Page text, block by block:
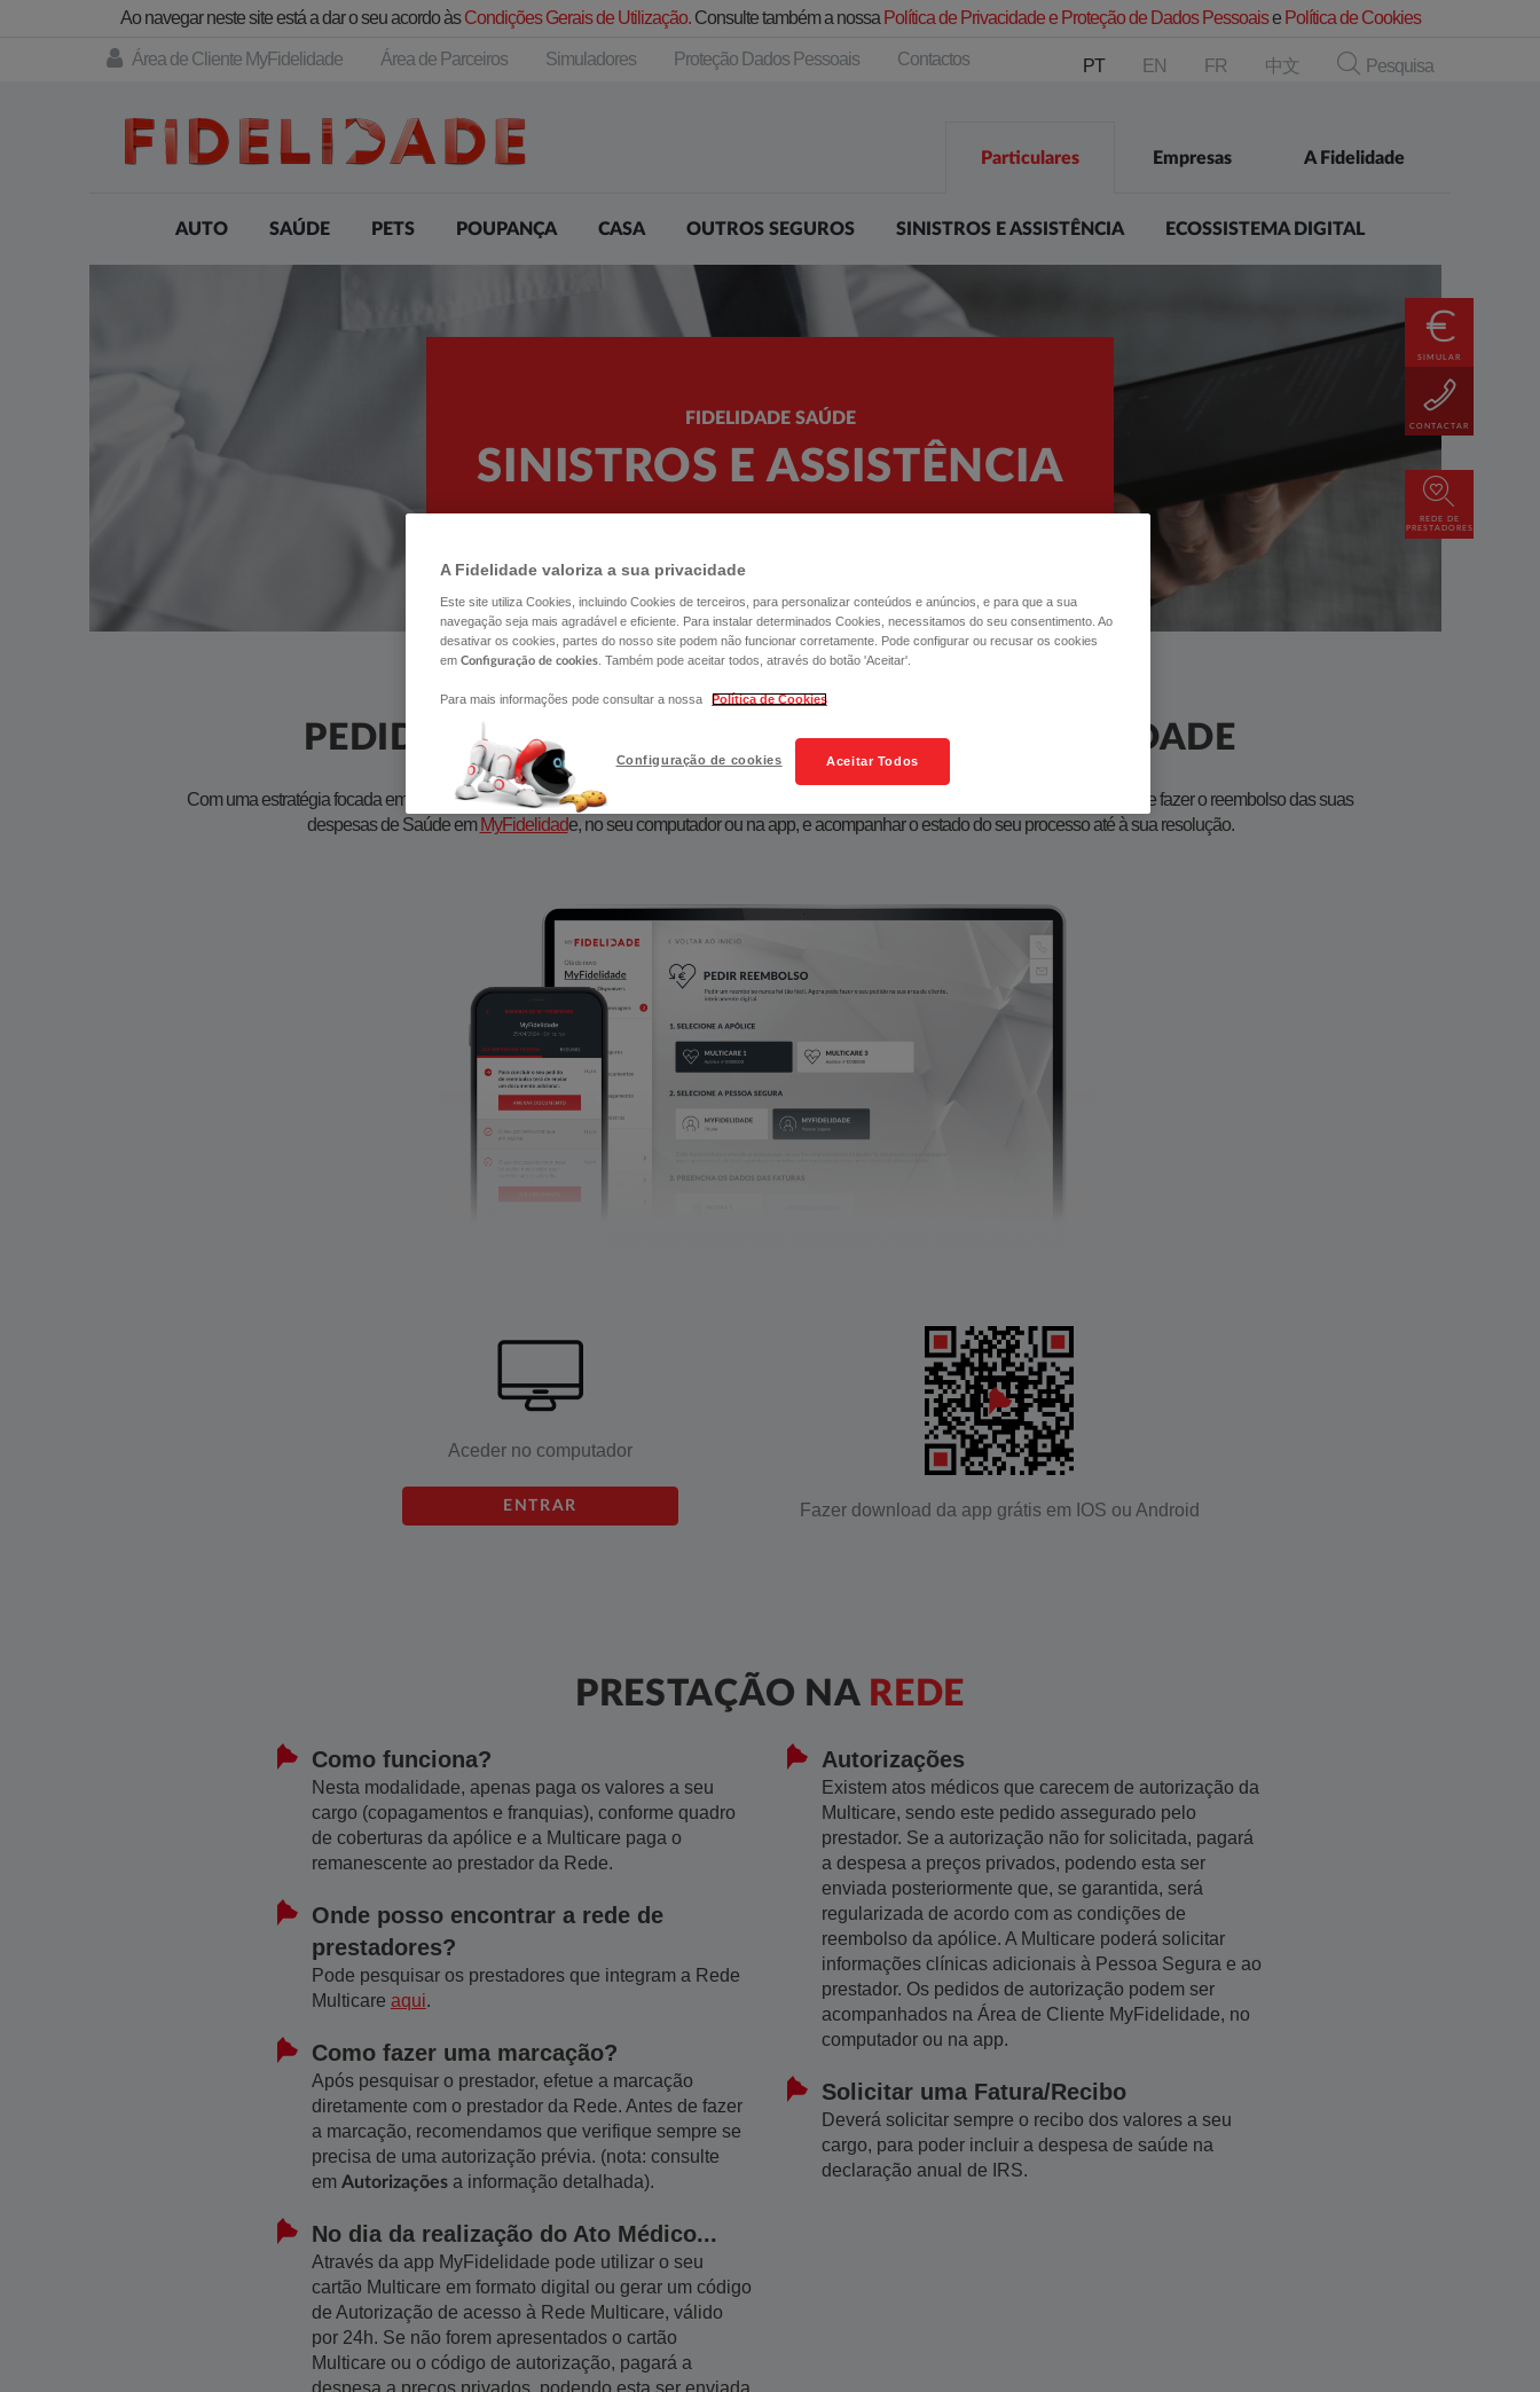
Ao navegar neste site está a dar o seu acordo àsCondições Gerais de Utilização.Consulte também a nossa Política de Privacidade e Proteção de Dados Pessoaise Política de Cookies
Área de Cliente MyFidelidade Área de Parceiros Simuladores Proteção Dados Pessoais Contactos PT EN FR 中文 Pesquisa
Particulares Empresas A Fidelidade
AUTO SAÚDE PETS POUPANÇA CASA OUTROS SEGUROS SINISTROS E ASSISTÊNCIA ECOSSISTEMA DIGITAL
SIMULAR
CONTACTAR
REDE DE
PRESTADORES
FIDELIDADE SAÚDE
SINISTROS E ASSISTÊNCIA
PEDIDO DE REEMBOLSO SAÚDE EM MYFIDELIDADE
Com uma estratégia focada em inovação, procurámos otimizar os processos, melhorando os serviços disponíveis em MyFidelidade. Pode fazer o reembolso das suas
despesas de Saúde em MyFidelidade, no seu computador ou na app, e acompanhar o estado do seu processo até à sua resolução.
Aceder no computador
ENTRAR Fazer download da app grátis em IOS ou Android
PRESTAÇÃO NA REDE
Como funciona?
​Nesta modalidade, apenas paga os valores a seu
cargo (copagamentos e franquias), conforme quadro
de coberturas da apólice e a Multicare paga o
remanescente ao prestador da Rede.
Onde posso encontrar a rede de
prestadores?
​Pode pesquisar os prestadores que integram a Rede
Multicare aqui.
Como fazer uma marcação?
Após pesquisar o prestador, efetue a marcação
diretamente com o prestador da Rede. Antes de fazer
a marcação, recomendamos que verifique sempre se
precisa de uma autorização prévia. (nota: consulte
em Autorizações a informação detalhada).
No dia da realização do Ato Médico...
Através da app MyFidelidade pode utilizar o seu
cartão Multicare em formato digital ou gerar um código
de Autorização de acesso à Rede Multicare, válido
por 24h. Se não forem apresentados o cartão
Multicare ou o código de autorização, pagará a
despesa a preços privados, podendo esta ser enviada
Autorizações
Existem atos médicos que carecem de autorização da
Multicare, sendo este pedido assegurado pelo
prestador. Se a autorização não for solicitada, pagará
a despesa a preços privados, podendo esta ser
enviada posteriormente que, se garantida, será
regularizada de acordo com as condições de
reembolso da apólice. A Multicare poderá solicitar
informações clínicas adicionais à Pessoa Segura e ao
prestador. Os pedidos de autorização podem ser
acompanhados na Área de Cliente MyFidelidade, no
computador ou na app.
Solicitar uma Fatura/Recibo
Deverá solicitar sempre o recibo dos valores a seu
cargo, para poder incluir a despesa de saúde na
declaração anual de IRS.
A Fidelidade valoriza a sua privacidade
Este site utiliza Cookies, incluindo Cookies de terceiros, para personalizar conteúdos e anúncios, e para que a sua
navegação seja mais agradável e eficiente. Para instalar determinados Cookies, necessitamos do seu consentimento. Ao
desativar os cookies, partes do nosso site podem não funcionar corretamente. Pode configurar ou recusar os cookies
em Configuração de cookies . Também pode aceitar todos, através do botão 'Aceitar'.
Para mais informações pode consultar a nossa Política de Cookies
Aceitar Todos
Configuração de cookies